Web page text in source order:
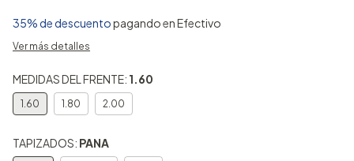
35% de descuentopagando en Efectivo
Ver más detalles
MEDIDAS DEL FRENTE: 1.60
1.60 1.80 2.00
TAPIZADOS: PANA